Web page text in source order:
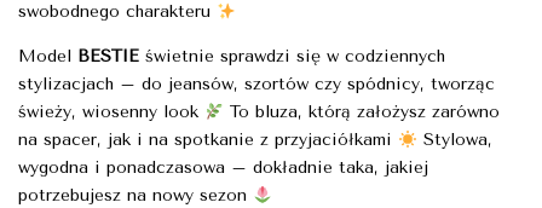
swobodnego charakteru
Model BESTIE świetnie sprawdzi się w codziennych
stylizacjach – do jeansów, szortów czy spódnicy, tworząc
świeży, wiosenny look
To bluza, którą założysz zarówno
na spacer, jak i na spotkanie z przyjaciółkami
Stylowa,
wygodna i ponadczasowa – dokładnie taka, jakiej
potrzebujesz na nowy sezon